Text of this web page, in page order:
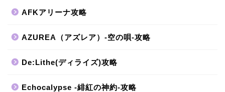
AFKアリーナ攻略
AZUREA（アズレア）-空の唄-攻略
De:Lithe(ディライズ)攻略
Echocalypse -緋紅の神約-攻略